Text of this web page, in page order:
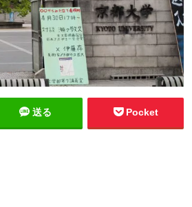
送る Pocket